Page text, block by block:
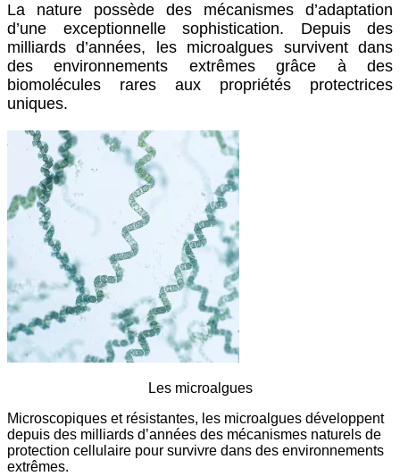
La nature possède des mécanismes d’adaptation
d’une exceptionnelle sophistication. Depuis des
milliards d’années, les microalgues survivent dans
des environnements extrêmes grâce à des
biomolécules rares aux propriétés protectrices
uniques.
Les microalgues
Microscopiques et résistantes, les microalgues développent
depuis des milliards d’années des mécanismes naturels de
protection cellulaire pour survivre dans des environnements
extrêmes.